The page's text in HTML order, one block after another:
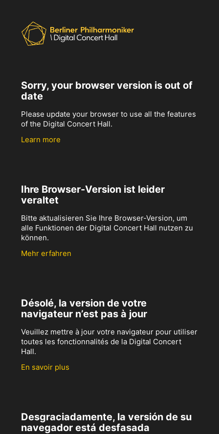
Sorry, your browser version is out of
date
Please update your browser to use all the features
of the Digital Concert Hall.
Learn more
Ihre Browser-Version ist leider
veraltet
Bitte aktualisieren Sie Ihre Browser-Version, um
alle Funktionen der Digital Concert Hall nutzen zu
können.
Mehr erfahren
Désolé, la version de votre
navigateur n’est pas à jour
Veuillez mettre à jour votre navigateur pour utiliser
toutes les fonctionnalités de la Digital Concert
Hall.
En savoir plus
Desgraciadamente, la versión de su
navegador está desfasada